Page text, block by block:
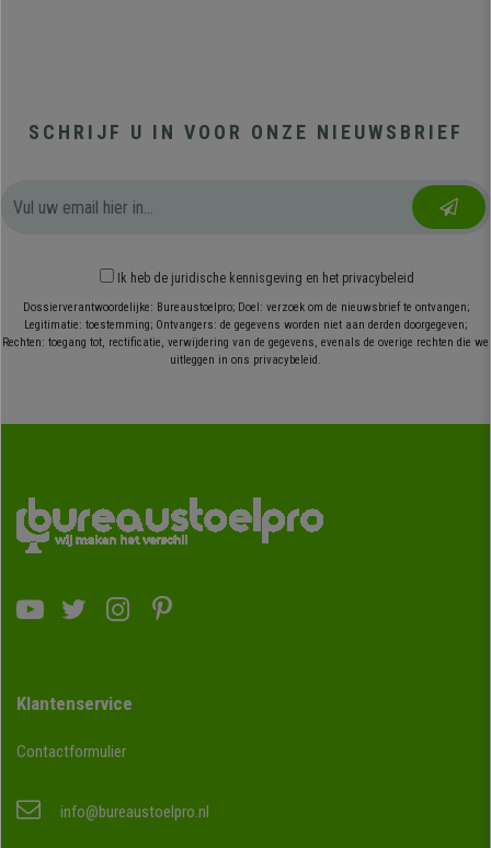
SCHRIJF U IN VOOR ONZE NIEUWSBRIEF
Ik heb de juridische kennisgeving en het privacybeleid
Dossierverantwoordelijke: Bureaustoelpro; Doel: verzoek om de nieuwsbrief te ontvangen;
Legitimatie: toestemming; Ontvangers: de gegevens worden niet aan derden doorgegeven;
Rechten: toegang tot, rectificatie, verwijdering van de gegevens, evenals de overige rechten die we
uitleggen in ons privacybeleid.
Klantenservice
Contactformulier
info@bureaustoelpro.nl